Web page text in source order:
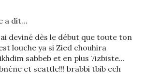
a dit…
deviné dès le début que toute ton
louche ya si Zied chouhira
sabbeb et en plus 7izbiste...
et seattle!!! brabbi tbib ech